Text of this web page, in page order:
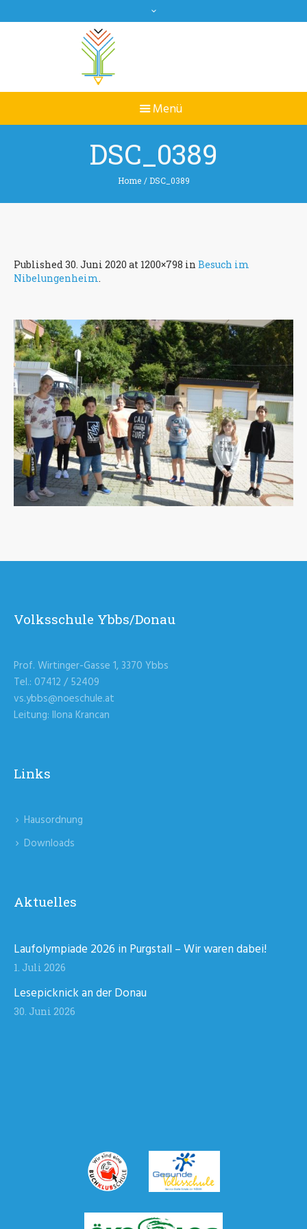
DSC_0389
Home /DSC_0389
Published30. Juni 2020 at 1200×798 in Besuch im
Nibelungenheim.
Volksschule Ybbs/Donau
Prof. Wirtinger-Gasse 1, 3370 Ybbs
Tel.: 07412 / 52409
vs.ybbs@noeschule.at
Leitung: Ilona Krancan
Links
Hausordnung
Downloads
Aktuelles
Laufolympiade 2026 in Purgstall – Wir waren dabei!
1. Juli 2026
Lesepicknick an der Donau
30. Juni 2026